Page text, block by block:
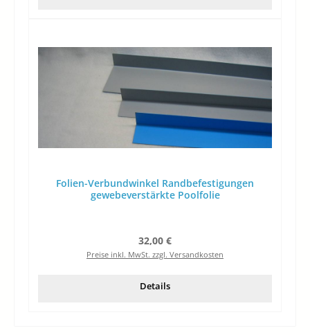
Folien-Verbundwinkel Randbefestigungen
gewebeverstärkte Poolfolie
Regulärer Preis:
32,00 €
Preise inkl. MwSt. zzgl. Versandkosten
Details